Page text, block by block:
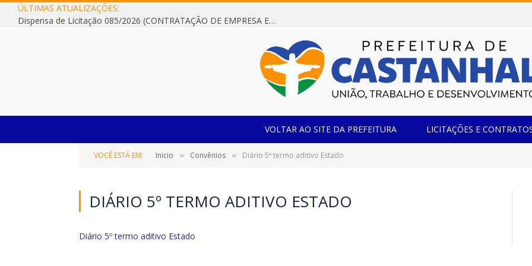
ÚLTIMAS ATUALIZAÇÕES:
Dispensa de Licitação 085/2026 (CONTRATAÇÃO DE EMPRESA ESPECIALIZADA NA FABRICAÇÃO DE MÓVEIS SOB MEDIDA COM ESTRUTURA METÁLICA EM METALON PARA ATENDIMENTO DAS NECESSIDADES DA SALA SIMOV DA EMEF MADRE MARIA VIGANÓ)
VOLTAR AO SITE DA PREFEITURA LICITAÇÕES E
VOCÊ ESTÁ EM: Inicio » Convênios » Diário 5º termo aditivo Estado
DIÁRIO 5º TERMO ADITIVO ESTADO
Diário 5º termo aditivo Estado